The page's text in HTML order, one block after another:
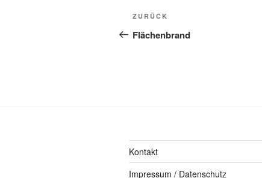
ZURÜCK
Flächenbrand
Kontakt
Impressum / Datenschutz